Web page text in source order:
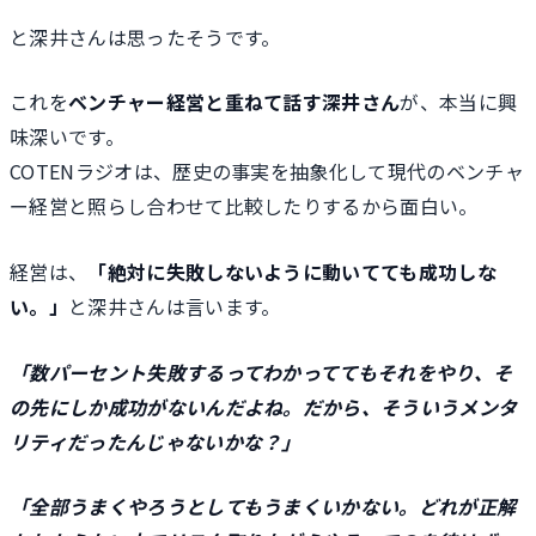
と深井さんは思ったそうです。
これをベンチャー経営と重ねて話す深井さんが、本当に興
味深いです。
COTENラジオは、歴史の事実を抽象化して現代のベンチャ
ー経営と照らし合わせて比較したりするから面白い。
経営は、
「絶対に失敗しないように動いてても成功しな
い。」 と深井さんは言います。
「数パーセント失敗するってわかっててもそれをやり、そ
の先にしか成功がないんだよね。だから、そういうメンタ
リティだったんじゃないかな？」
「全部うまくやろうとしてもうまくいかない。どれが正解